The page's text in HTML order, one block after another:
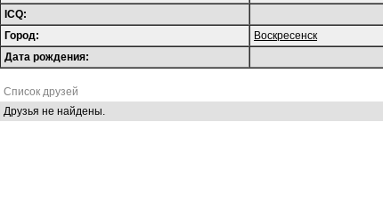
ICQ:
Город:
Воскресенск
Дата рождения:
Список друзей
Друзья не найдены.